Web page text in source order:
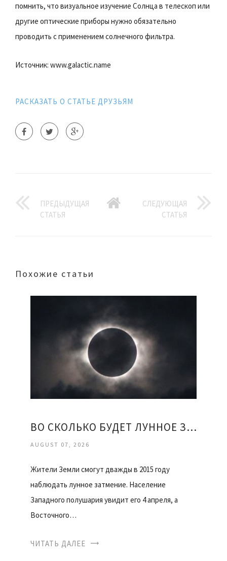
помнить, что визуальное изучение Солнца в телескоп или
другие оптические приборы нужно обязательно
проводить с применением солнечного фильтра.
Источник: www.galactic.name
РАСКАЗАТЬ О СТАТЬЕ ДРУЗЬЯМ
ПРЕДЫДУЩАЯ
СТАТЬЯ
СЛЕДУЮЩАЯ
СТАТЬЯ
Похожие статьи
ВО СКОЛЬКО БУДЕТ ЛУННОЕ ЗАТМЕНИЕ
AUGUST 07, 2026
Жители Земли смогут дважды в 2015 году
наблюдать лунное затмение. Население
Западного полушария увидит его 4 апреля, а
Восточного…
ЧИТАТЬ ДАЛЕЕ